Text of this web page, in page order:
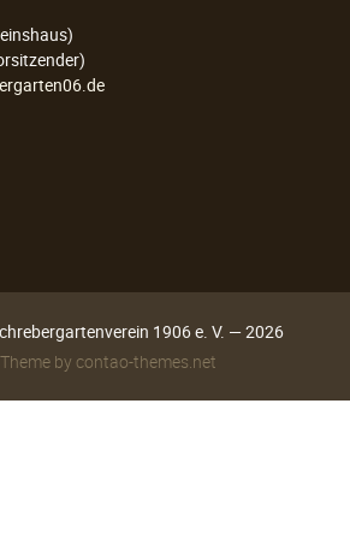
1906 e. V. — 2026
by contao-themes.net